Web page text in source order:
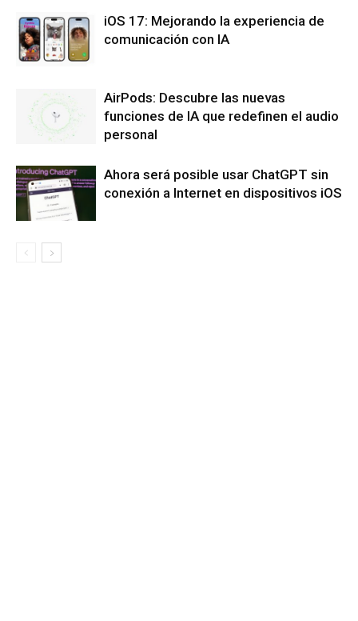
iOS 17: Mejorando la experiencia de
comunicación con IA
AirPods: Descubre las nuevas
funciones de IA que redefinen el audio
personal
Ahora será posible usar ChatGPT sin
conexión a Internet en dispositivos iOS